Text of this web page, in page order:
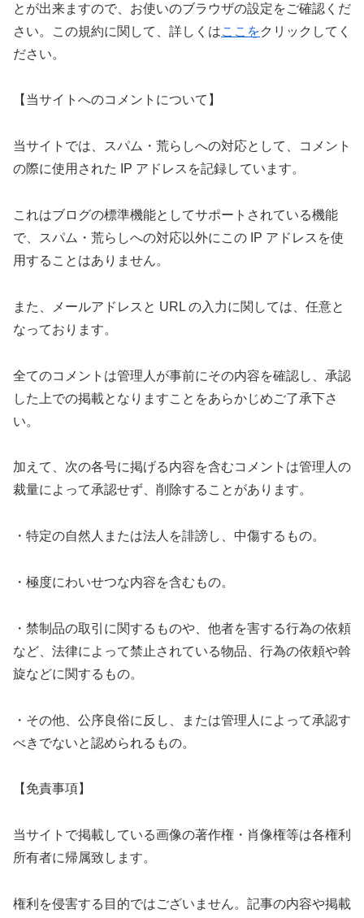
とが出来ますので、お使いのブラウザの設定をご確認くだ
さい。この規約に関して、詳しくはここをクリックしてく
ださい。
【当サイトへのコメントについて】
当サイトでは、スパム・荒らしへの対応として、コメント
の際に使用された IP アドレスを記録しています。
これはブログの標準機能としてサポートされている機能
で、スパム・荒らしへの対応以外にこの IP アドレスを使
用することはありません。
また、メールアドレスと URL の入力に関しては、任意と
なっております。
全てのコメントは管理人が事前にその内容を確認し、承認
した上での掲載となりますことをあらかじめご了承下さ
い。
加えて、次の各号に掲げる内容を含むコメントは管理人の
裁量によって承認せず、削除することがあります。
・特定の自然人または法人を誹謗し、中傷するもの。
・極度にわいせつな内容を含むもの。
・禁制品の取引に関するものや、他者を害する行為の依頼
など、法律によって禁止されている物品、行為の依頼や斡
旋などに関するもの。
・その他、公序良俗に反し、または管理人によって承認す
べきでないと認められるもの。
【免責事項】
当サイトで掲載している画像の著作権・肖像権等は各権利
所有者に帰属致します。
権利を侵害する目的ではございません。記事の内容や掲載